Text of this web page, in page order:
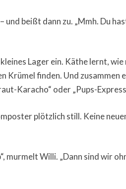
beißt dann zu. „Mmh. Du
Lager ein. Käthe lernt,
Krümel finden. Und zusammen
Karacho“ oder „Pups-
plötzlich still. Keine
murmelt Willi. „Dann sind wir